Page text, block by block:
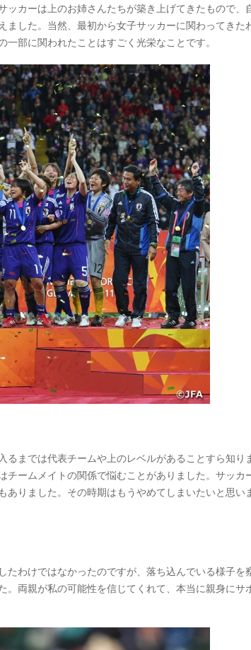
カーは上のお姉さんたちが築き上げてきたもので、
した。当然、最初から女子サッカーに関わってきた
部に関われたことはすごく光栄なことです。
までは代表チームや上のレベルがあることすら知り
ームメイトの関係で悩むことがありました。サッカ
りました。その時期はもうやめてしまいたいと思い
わけではなかったのですが、落ち込んでいる様子を
両親が私の可能性を信じてくれて、本当に親身にサ